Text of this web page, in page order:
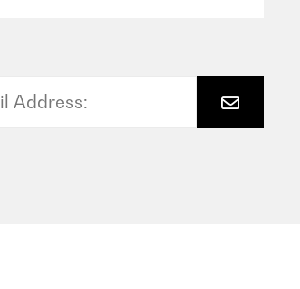
Die Installation durch einen
einen schicken Eindruck im Bad und